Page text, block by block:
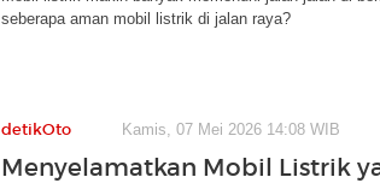
seberapa aman mobil listrik di jalan raya?
detikOto Kamis, 07 Mei 2026 14:08 WIB
Menyelamatkan Mobil Listrik